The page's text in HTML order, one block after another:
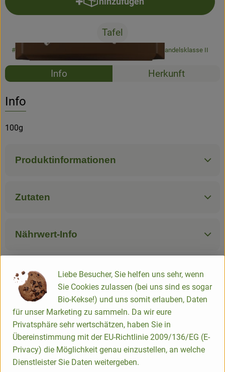
Produkt zum Warenkorb
Tafel
#45023 Handelsklasse II
Rezepte
Info Herkunft
Info
100g
Produktinformationen
Zutaten
Nährwert-Info
Produktdatenblatt
Herkunft
Hersteller: Lacoa
Liebe Besucher, Sie helfen uns sehr, wenn
Sie Cookies zulassen (bei uns sind es sogar
Bio-Kekse!) und uns somit erlauben, Daten
für unser Marketing zu sammeln. Da wir eure
Privatsphäre sehr wertschätzen, haben Sie in
Übereinstimmung mit der EU-Richtlinie 2009/136/EG (E-
Privacy) die Möglichkeit genau einzustellen, an welche
Dienstleister Sie Daten weitergeben.